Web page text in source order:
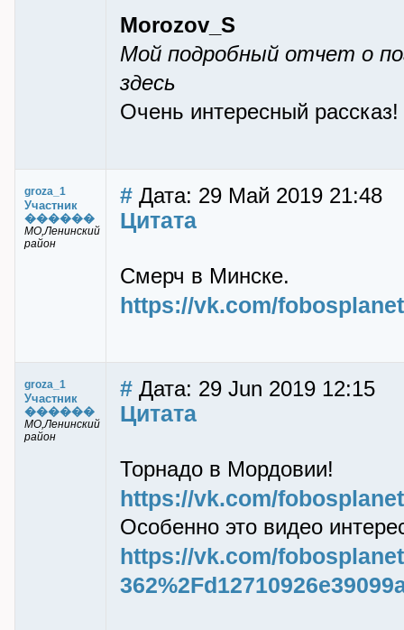
Morozov_S
Мой подробный отчет о
здесь
Очень интересный рассказ!
groza_1
Участник
������
МО,Ленинский
район
# Дата: 29 Май 2019 21:48
Цитата
Смерч в Минске.
https://vk.com/
groza_1
Участник
������
МО,Ленинский
район
# Дата: 29 Jun 2019 12:15
Цитата
Торнадо в Мордовии!
https://vk.com/
Особенно это видео
https://vk.com/